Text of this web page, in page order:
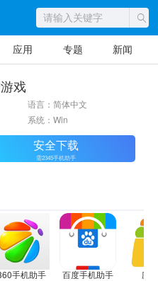
应用 专题 新闻
戏
语言：简体中文
系统：Win
安全下载
需2345手机助手
手机助手 百度手机助手 应